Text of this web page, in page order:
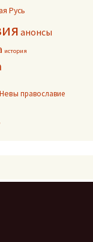
Русь
анонсы
история
православие